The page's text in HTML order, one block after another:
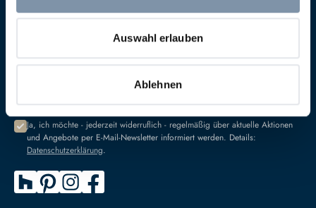
Auswahl erlauben
Ablehnen
Sie wollen Händler werden?
Newsletter
Ihre E-Mail Adresse *
Ja, ich möchte - jederzeit widerruflich - regelmäßig über aktuelle Aktionen
und Angebote per E-Mail-Newsletter informiert werden. Details:
Datenschutzerklärung.